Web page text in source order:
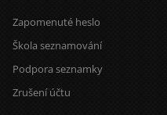
Zapomenuté heslo
Škola seznamování
Podpora seznamky
Zrušení účtu